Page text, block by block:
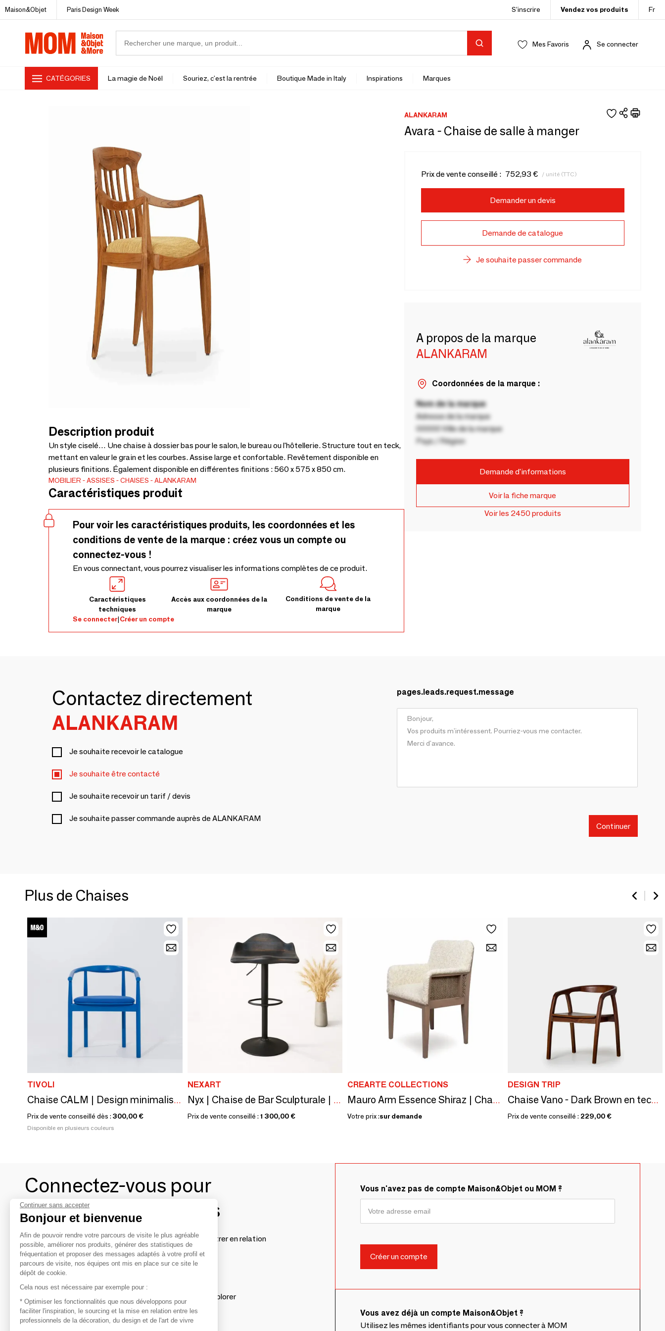
Maison&Objet Paris Design Week S’inscrire Vendez vos produits Fr
Mes Favoris Se connecter
CATÉGORIES La magie de Noël Souriez, c'est la rentrée Boutique Made in Italy Inspirations Marques
Description produit
Un style ciselé… Une chaise à dossier bas pour le salon, le bureau ou l'hôtellerie. Structure tout en teck,
mettant en valeur le grain et les courbes. Assise large et confortable. Revêtement disponible en
plusieurs finitions. Également disponible en différentes finitions : 560 x 575 x 850 cm.
MOBILIER ASSISES CHAISES ALANKARAM
Caractéristiques produit
Pour voir les caractéristiques produits, les coordonnées et les
conditions de vente de la marque : créez vous un compte ou
connectez-vous !
En vous connectant, vous pourrez visualiser les informations complètes de ce produit.
Caractéristiques
techniques
Accès aux coordonnées de la
marque
Conditions de vente de la
marque
Se connecter|Créer un compte
ALANKARAM
Avara - Chaise de salle à manger
Prix de vente conseillé : 752,93 € / unité (TTC)
Demander un devis
Demande de catalogue
Je souhaite passer commande
A propos de la marque
ALANKARAM
Coordonnées de la marque :
Nom de la marque
Adresse de la marque
00000 Ville de la marque
Pays / Région
Demande d'informations
Voir la fiche marque
Voir les 2450 produits
Contactez directement
ALANKARAM
Je souhaite recevoir le catalogue
Je souhaite être contacté
Je souhaite recevoir un tarif / devis
Je souhaite passer commande auprès de ALANKARAM
pages.leads.request.message
Continuer
Plus de Chaises
TIVOLI
Chaise CALM | Design minimaliste primé
Prix de vente conseillé dès : 300,00 €
Disponible en plusieurs couleurs
NEXART
Nyx | Chaise de Bar Sculpturale | Érable Massif
Prix de vente conseillé : 1 300,00 €
CREARTE COLLECTIONS
Mauro Arm Essence Shiraz | Chaise
Votre prix :sur demande
DESIGN TRIP
Chaise Vano - Dark Brown en teck massif
Prix de vente conseillé : 229,00 €
Connectez-vous pour
contacter les marques
Afin de profiter au mieux de l'expérience MOM et de rentrer en relation
avec vos marques préférées, créez-vous un compte.
Découvrir
Les produits de milliers de fournisseurs à explorer
S'inspirer
Vous n'avez pas de compte Maison&Objet ou MOM ?
Vous avez déjà un compte Maison&Objet ?
Utilisez les mêmes identifiants pour vous connecter à MOM
Continuer sans accepter
Bonjour et bienvenue
Afin de pouvoir rendre votre parcours de visite le plus agréable
possible, améliorer nos produits, générer des statistiques de
fréquentation et proposer des messages adaptés à votre profil et
parcours de visite, nos équipes ont mis en place sur ce site le
dépôt de cookie.
Cela nous est nécessaire par exemple pour :
* Optimiser les fonctionnalités que nous développons pour
faciliter l'inspiration, le sourcing et la mise en relation entre les
professionnels de la décoration, du design et de l'art de vivre